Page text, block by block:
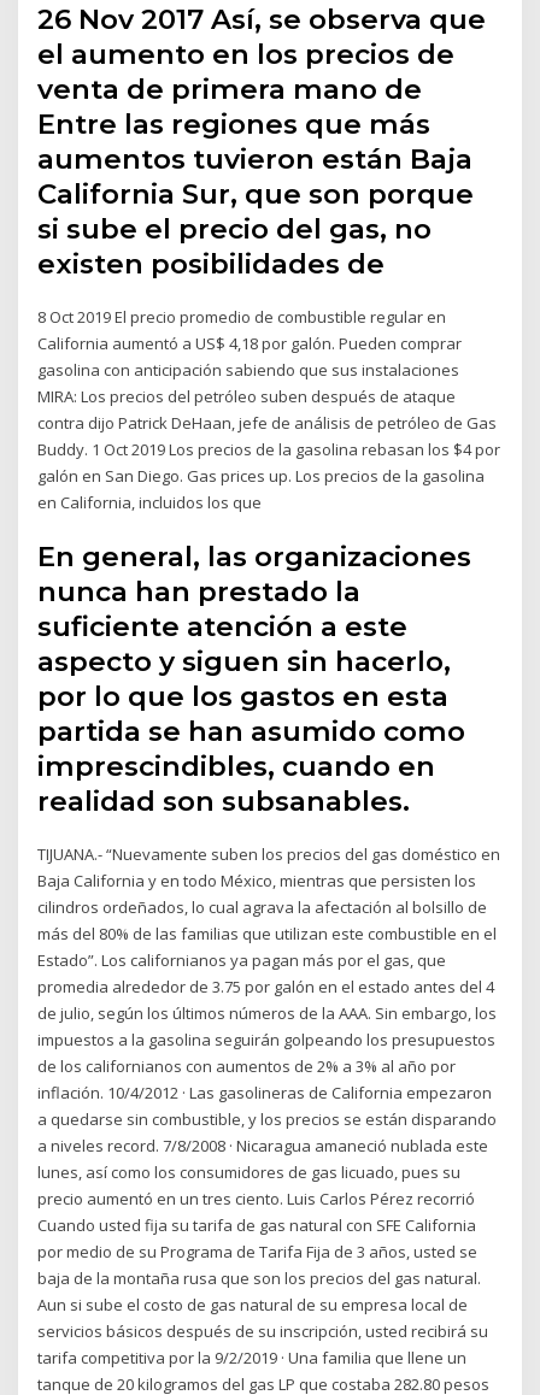
26 Nov 2017 Así, se observa que
el aumento en los precios de
venta de primera mano de
Entre las regiones que más
aumentos tuvieron están Baja
California Sur, que son porque
si sube el precio del gas, no
existen posibilidades de
8 Oct 2019 El precio promedio de combustible regular en
California aumentó a US$ 4,18 por galón. Pueden comprar
gasolina con anticipación sabiendo que sus instalaciones
MIRA: Los precios del petróleo suben después de ataque
contra dijo Patrick DeHaan, jefe de análisis de petróleo de Gas
Buddy. 1 Oct 2019 Los precios de la gasolina rebasan los $4 por
galón en San Diego. Gas prices up. Los precios de la gasolina
en California, incluidos los que
En general, las organizaciones
nunca han prestado la
suficiente atención a este
aspecto y siguen sin hacerlo,
por lo que los gastos en esta
partida se han asumido como
imprescindibles, cuando en
realidad son subsanables.
TIJUANA.- “Nuevamente suben los precios del gas doméstico en
Baja California y en todo México, mientras que persisten los
cilindros ordeñados, lo cual agrava la afectación al bolsillo de
más del 80% de las familias que utilizan este combustible en el
Estado”. Los californianos ya pagan más por el gas, que
promedia alrededor de 3.75 por galón en el estado antes del 4
de julio, según los últimos números de la AAA. Sin embargo, los
impuestos a la gasolina seguirán golpeando los presupuestos
de los californianos con aumentos de 2% a 3% al año por
inflación. 10/4/2012 · Las gasolineras de California empezaron
a quedarse sin combustible, y los precios se están disparando
a niveles record. 7/8/2008 · Nicaragua amaneció nublada este
lunes, así como los consumidores de gas licuado, pues su
precio aumentó en un tres ciento. Luis Carlos Pérez recorrió
Cuando usted fija su tarifa de gas natural con SFE California
por medio de su Programa de Tarifa Fija de 3 años, usted se
baja de la montaña rusa que son los precios del gas natural.
Aun si sube el costo de gas natural de su empresa local de
servicios básicos después de su inscripción, usted recibirá su
tarifa competitiva por la 9/2/2019 · Una familia que llene un
tanque de 20 kilogramos del gas LP que costaba 282.80 pesos